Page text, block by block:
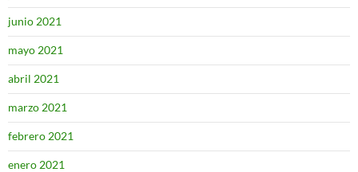
junio 2021
mayo 2021
abril 2021
marzo 2021
febrero 2021
enero 2021